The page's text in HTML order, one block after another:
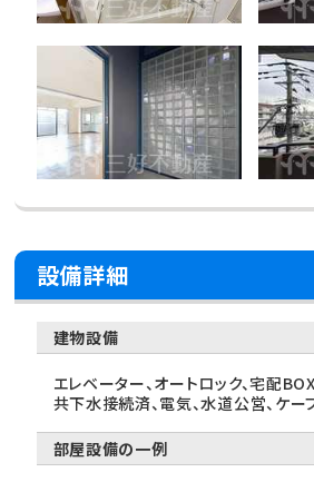
設備詳細
建物設備
エレベーター、オートロック、宅配
共下水接続済、電気、水道公営、ケー
部屋設備の一例